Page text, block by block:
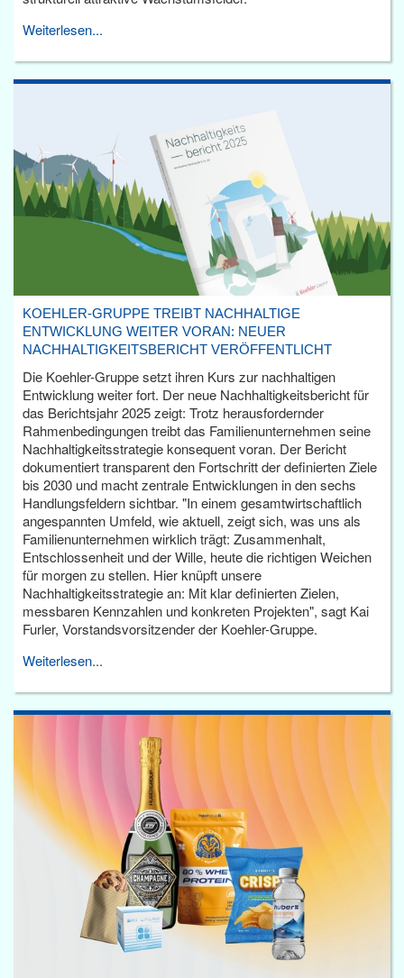
Weiterlesen...
KOEHLER-GRUPPE TREIBT NACHHALTIGE
ENTWICKLUNG WEITER VORAN: NEUER
NACHHALTIGKEITSBERICHT VERÖFFENTLICHT
Die Koehler-Gruppe setzt ihren Kurs zur nachhaltigen
Entwicklung weiter fort. Der neue Nachhaltigkeitsbericht für
das Berichtsjahr 2025 zeigt: Trotz herausfordernder
Rahmenbedingungen treibt das Familienunternehmen seine
Nachhaltigkeitsstrategie konsequent voran. Der Bericht
dokumentiert transparent den Fortschritt der definierten Ziele
bis 2030 und macht zentrale Entwicklungen in den sechs
Handlungsfeldern sichtbar. "In einem gesamtwirtschaftlich
angespannten Umfeld, wie aktuell, zeigt sich, was uns als
Familienunternehmen wirklich trägt: Zusammenhalt,
Entschlossenheit und der Wille, heute die richtigen Weichen
für morgen zu stellen. Hier knüpft unsere
Nachhaltigkeitsstrategie an: Mit klar definierten Zielen,
messbaren Kennzahlen und konkreten Projekten", sagt Kai
Furler, Vorstandsvorsitzender der Koehler-Gruppe.
Weiterlesen...